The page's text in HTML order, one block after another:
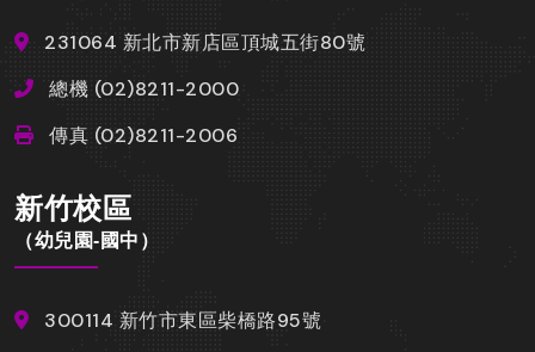
231064 新北市新店區頂城五街80號
總機 (02)8211-2000
傳真 (02)8211-2006
新竹校區
（幼兒園-國中）
300114 新竹市東區柴橋路95號